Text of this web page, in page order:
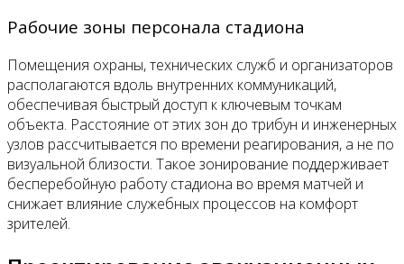
Рабочие зоны персонала стадиона
Помещения охраны, технических служб и организаторов
располагаются вдоль внутренних коммуникаций,
обеспечивая быстрый доступ к ключевым точкам
объекта. Расстояние от этих зон до трибун и инженерных
узлов рассчитывается по времени реагирования, а не по
визуальной близости. Такое зонирование поддерживает
бесперебойную работу стадиона во время матчей и
снижает влияние служебных процессов на комфорт
зрителей.